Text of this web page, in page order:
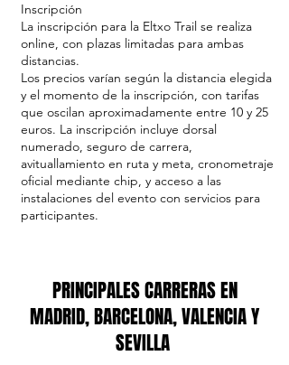
Inscripción
La inscripción para la Eltxo Trail se realiza
online, con plazas limitadas para ambas
distancias.
Los precios varían según la distancia elegida
y el momento de la inscripción, con tarifas
que oscilan aproximadamente entre 10 y 25
euros. La inscripción incluye dorsal
numerado, seguro de carrera,
avituallamiento en ruta y meta, cronometraje
oficial mediante chip, y acceso a las
instalaciones del evento con servicios para
participantes.
PRINCIPALES CARRERAS EN
MADRID, BARCELONA, VALENCIA Y
SEVILLA